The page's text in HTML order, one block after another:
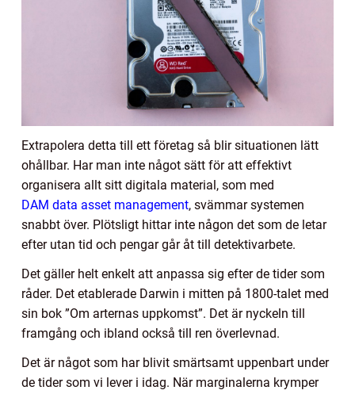
Extrapolera detta till ett företag så blir situationen lätt
ohållbar. Har man inte något sätt för att effektivt
organisera allt sitt digitala material, som med
DAM data asset management, svämmar systemen
snabbt över. Plötsligt hittar inte någon det som de letar
efter utan tid och pengar går åt till detektivarbete.
Det gäller helt enkelt att anpassa sig efter de tider som
råder. Det etablerade Darwin i mitten på 1800-talet med
sin bok ”Om arternas uppkomst”. Det är nyckeln till
framgång och ibland också till ren överlevnad.
Det är något som har blivit smärtsamt uppenbart under
de tider som vi lever i idag. När marginalerna krymper